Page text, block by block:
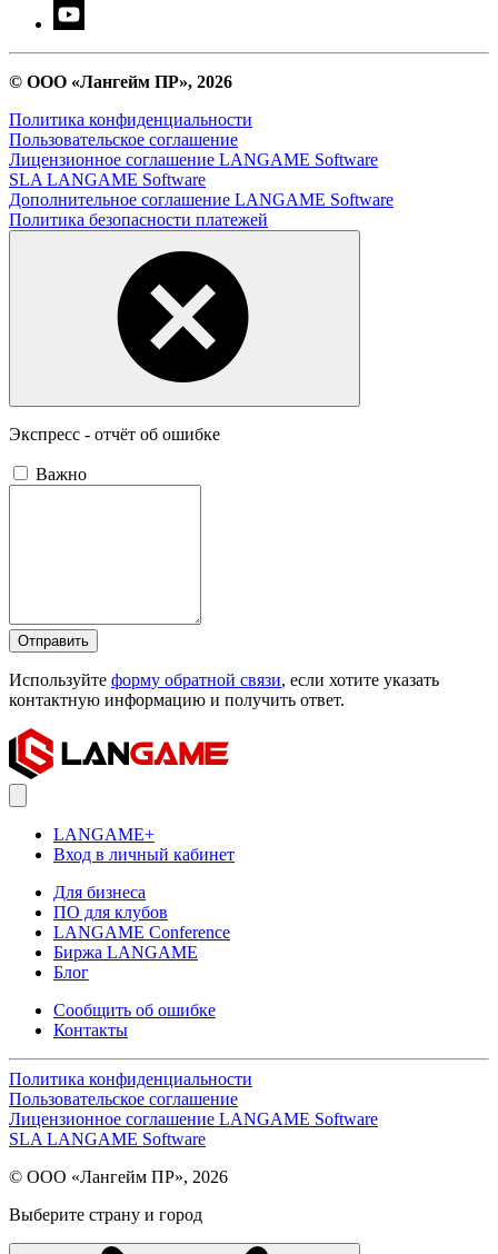
© ООО «Лангейм ПР», 2026
Политика конфиденциальности
Пользовательское соглашение
Лицензионное соглашение LANGAME Software
SLA LANGAME Software
Дополнительное соглашение LANGAME Software
Политика безопасности платежей
Экспресс - отчёт об ошибке
Важно
Отправить
Используйте форму обратной связи, если хотите указать
контактную информацию и получить ответ.
LANGAME+
Вход в личный кабинет
Для бизнеса
ПО для клубов
LANGAME Conference
Биржа LANGAME
Блог
Сообщить об ошибке
Контакты
Политика конфиденциальности
Пользовательское соглашение
Лицензионное соглашение LANGAME Software
SLA LANGAME Software
© ООО «Лангейм ПР», 2026
Выберите страну и город